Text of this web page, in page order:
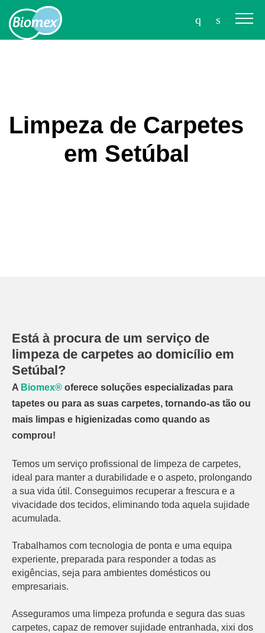
Limpeza de Carpetes
em Setúbal
Está à procura de um serviço de
limpeza de carpetes ao domicílio em
Setúbal?
A Biomex® oferece soluções especializadas para
tapetes ou para as suas carpetes, tornando-as tão ou
mais limpas e higienizadas como quando as
comprou!
Temos um serviço profissional de limpeza de carpetes,
ideal para manter a durabilidade e o aspeto, prolongando
a sua vida útil. Conseguimos recuperar a frescura e a
vivacidade dos tecidos, eliminando toda aquela sujidade
acumulada.
Trabalhamos com tecnologia de ponta e uma equipa
experiente, preparada para responder a todas as
exigências, seja para ambientes domésticos ou
empresariais.
Asseguramos uma limpeza profunda e segura das suas
carpetes, capaz de remover sujidade entranhada, xixi dos